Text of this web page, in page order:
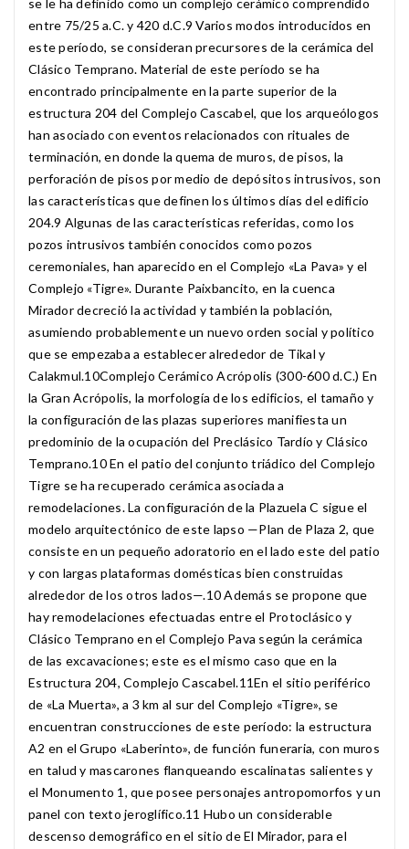
se le ha definido como un complejo cerámico comprendido
entre 75/25 a.C. y 420 d.C.9​ Varios modos introducidos en
este período, se consideran precursores de la cerámica del
Clásico Temprano. Material de este período se ha
encontrado principalmente en la parte superior de la
estructura 204 del Complejo Cascabel, que los arqueólogos
han asociado con eventos relacionados con rituales de
terminación, en donde la quema de muros, de pisos, la
perforación de pisos por medio de depósitos intrusivos, son
las características que definen los últimos días del edificio
204.9​ Algunas de las características referidas, como los
pozos intrusivos también conocidos como pozos
ceremoniales, han aparecido en el Complejo «La Pava» y el
Complejo «Tigre». Durante Paixbancito, en la cuenca
Mirador decreció la actividad y también la población,
asumiendo probablemente un nuevo orden social y político
que se empezaba a establecer alrededor de Tikal y
Calakmul.10​ Complejo Cerámico Acrópolis (300-600 d.C.) En
la Gran Acrópolis, la morfología de los edificios, el tamaño y
la configuración de las plazas superiores manifiesta un
predominio de la ocupación del Preclásico Tardío y Clásico
Temprano.10​ En el patio del conjunto triádico del Complejo
Tigre se ha recuperado cerámica asociada a
remodelaciones. La configuración de la Plazuela C sigue el
modelo arquitectónico de este lapso —Plan de Plaza 2, que
consiste en un pequeño adoratorio en el lado este del patio
y con largas plataformas domésticas bien construidas
alrededor de los otros lados—.10​ Además se propone que
hay remodelaciones efectuadas entre el Protoclásico y
Clásico Temprano en el Complejo Pava según la cerámica
de las excavaciones; este es el mismo caso que en la
Estructura 204, Complejo Cascabel.11​ En el sitio periférico
de «La Muerta», a 3 km al sur del Complejo «Tigre», se
encuentran construcciones de este período: la estructura
A2 en el Grupo «Laberinto», de función funeraria, con muros
en talud y mascarones flanqueando escalinatas salientes y
el Monumento 1, que posee personajes antropomorfos y un
panel con texto jeroglífico.11​ Hubo un considerable
descenso demográfico en el sitio de El Mirador, para el